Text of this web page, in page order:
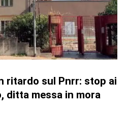
ritardo sul Pnrr: stop ai
ditta messa in mora